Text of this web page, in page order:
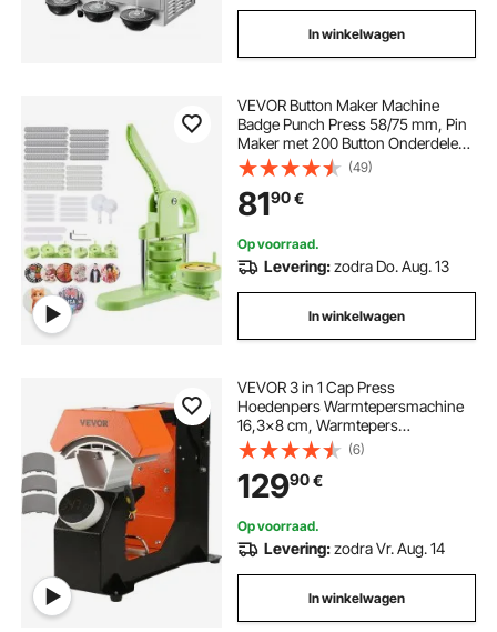
In winkelwagen
VEVOR Button Maker Machine
Badge Punch Press 58/75 mm, Pin
Maker met 200 Button Onderdelen
& Cirkelsnijder & Spell Book &
Versterkte Ergonomische
Handgreep, DIY Badge Press
Machine Groen
(49)
8190€
Op voorraad.
Levering:zodra Do. Aug. 13
In winkelwagen
VEVOR 3 in 1 Cap Press
Hoedenpers Warmtepersmachine
16,3x8 cm, Warmtepers
Transferpers met 3 Padformaten
16,8x7 cm, 16,8x9,8 cm, 15,5x7,6
cm, Warmtepers Transferpers Tijd-
en temperatuurregelaar
(6)
12990€
Op voorraad.
Levering:zodra Vr. Aug. 14
In winkelwagen